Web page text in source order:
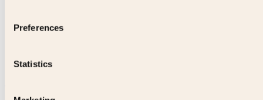
Preferences
Statistics